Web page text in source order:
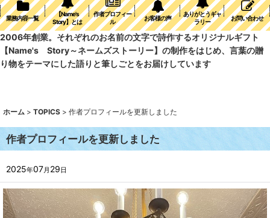
業務内容一覧
【Name's
Story】とは
作者プロフィー
ル
お客様の声
ありがとうギャ
ラリー
お問い合わせ
2006年創業。それぞれのお名前の文字で詩作するオリジナルギフト
【Name's Story～ネームズストーリー】の制作をはじめ、言葉の贈
り物をテーマにした語りと筆しごとをお届けしています
ホーム > TOPICS > 作者プロフィールを更新しました
作者プロフィールを更新しました
2025年07月 29 日